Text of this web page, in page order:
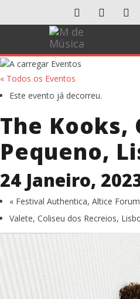
« Todos os Eventos
Este evento já decorreu.
The Kooks,
Pequeno,
24 Janeiro,
« Festival Authentica, Altice
Valete, Coliseu dos Recreios,